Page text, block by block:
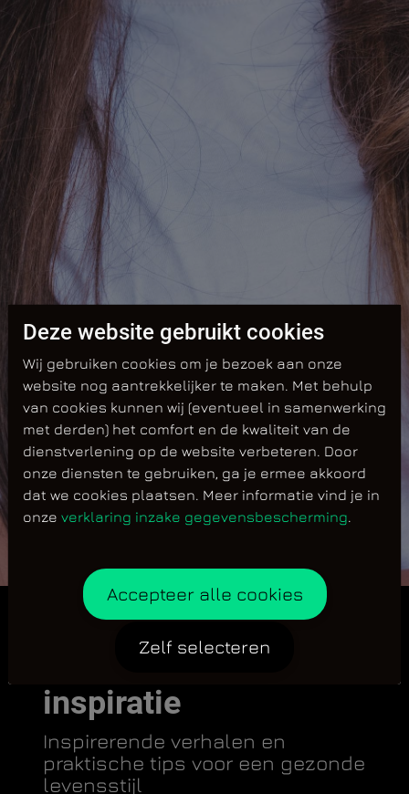
Deze website gebruikt cookies
Wij gebruiken cookies om je bezoek aan onze
website nog aantrekkelijker te maken. Met behulp
van cookies kunnen wij (eventueel in samenwerking
met derden) het comfort en de kwaliteit van de
dienstverlening op de website verbeteren. Door
onze diensten te gebruiken, ga je ermee akkoord
dat we cookies plaatsen. Meer informatie vind je in
onze verklaring inzake gegevensbescherming
Accepteer alle cookies
Zelf selecteren
Jij je doelen, wij de
inspiratie
Inspirerende verhalen en
praktische tips voor een gezonde
levensstijl